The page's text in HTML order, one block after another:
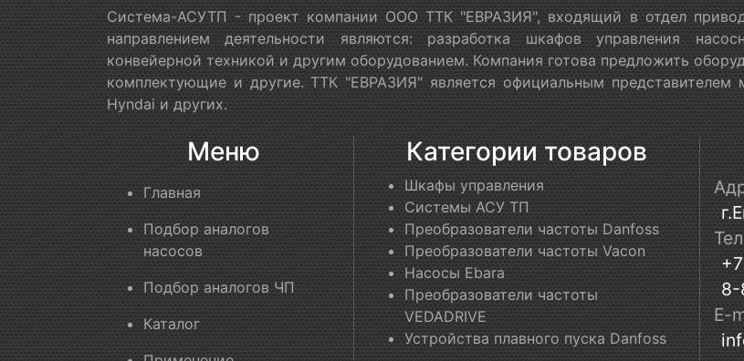
Система-АСУТП - проект компании ООО ТТК "ЕВРАЗИЯ", входящий в отдел
направлением деятельности являются: разработка шкафов управления
конвейерной техникой и другим оборудованием. Компания готова предложить
комплектующие и другие. ТТК "ЕВРАЗИЯ" является официальным представителем
Hyndai и других.
Меню
Главная
Подбор аналогов
насосов
Подбор аналогов ЧП
Каталог
Категории товаров
Шкафы управления
Системы АСУ ТП
Преобразователи частоты Danfoss
Преобразователи частоты Vacon
Насосы Ebara
Преобразователи частоты
VEDADRIVE
Устройства плавного пуска Danfoss
8-
E-